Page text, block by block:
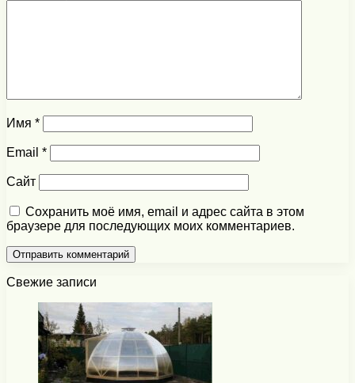
Имя *
Email *
Сайт
Сохранить моё имя, email и адрес сайта в этом
браузере для последующих моих комментариев.
Свежие записи